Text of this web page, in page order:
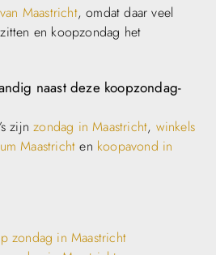
Maastricht, omdat daar veel
en koopzondag het
naast deze koopzondag-
zijnzondag in Maastricht, winkels
Maastricht en koopavond in
zondag in Maastricht